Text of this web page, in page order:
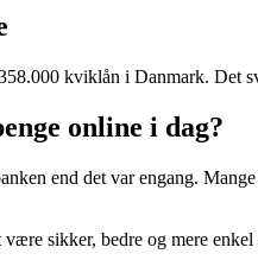
kviklån i Danmark. Det
online i dag?
end det var engang.
sikker, bedre og mere